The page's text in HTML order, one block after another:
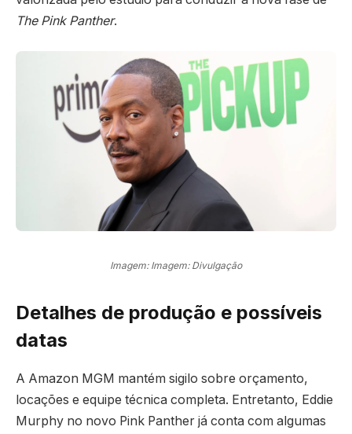
The Pink Panther.
Imagem: Imagem: Divulgação
Detalhes de produção e possíveis
datas
A Amazon MGM mantém sigilo sobre orçamento,
locações e equipe técnica completa. Entretanto, Eddie
Murphy no novo Pink Panther já conta com algumas